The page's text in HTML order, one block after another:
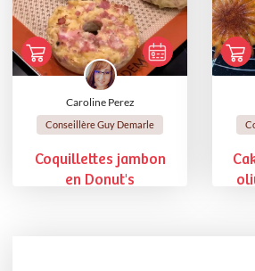
Caroline Perez
Conseillère Guy Demarle
Coquillettes jambon
en Donut's